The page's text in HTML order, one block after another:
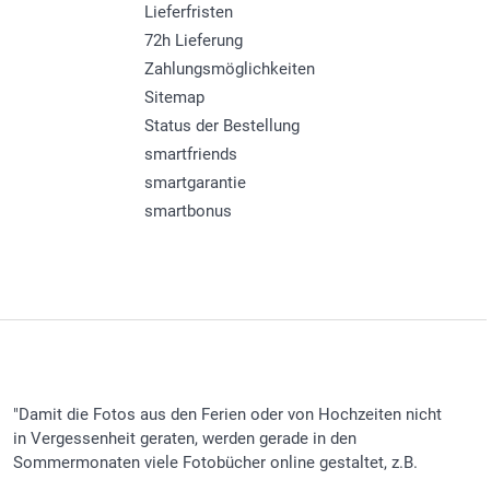
Lieferfristen
72h Lieferung
Zahlungsmöglichkeiten
Sitemap
Status der Bestellung
smartfriends
smartgarantie
smartbonus
"Damit die Fotos aus den Ferien oder von Hochzeiten nicht
in Vergessenheit geraten, werden gerade in den
Sommermonaten viele Fotobücher online gestaltet, z.B.